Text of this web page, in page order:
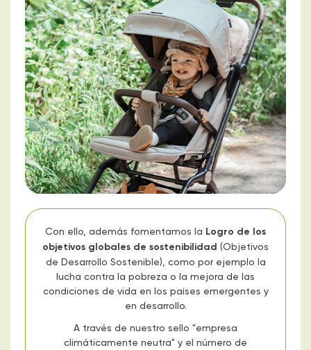
Con ello, además fomentamos la Logro de los
objetivos globales de sostenibilidad (Objetivos
de Desarrollo Sostenible), como por ejemplo la
lucha contra la pobreza o la mejora de las
condiciones de vida en los países emergentes y
en desarrollo.
A través de nuestro sello "empresa
climáticamente neutra" y el número de